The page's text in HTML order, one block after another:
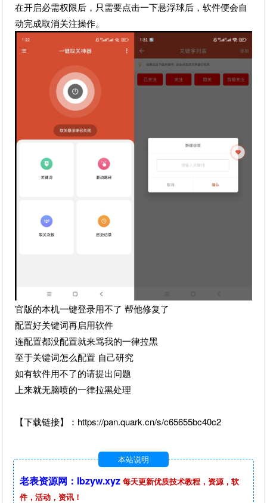
在开启必需权限后，只需要点击一下悬浮球后，软件便会自
动完成取消关注操作。
官版的本机一键登录用不了 帮他修复了
配置好关键词再启用软件
连配置都没配置就来骂我的一律拉黑
至于关键词怎么配置 自己研究
如有软件用不了的请提出问题
上来就无脑喷的一律拉黑处理
【下载链接】：https://pan.quark.cn/s/c65655bc40c2
本站说明
老表资源网：lbzyw.xyz 每天更新优质技术教程，资源，软
件，活动，资讯！